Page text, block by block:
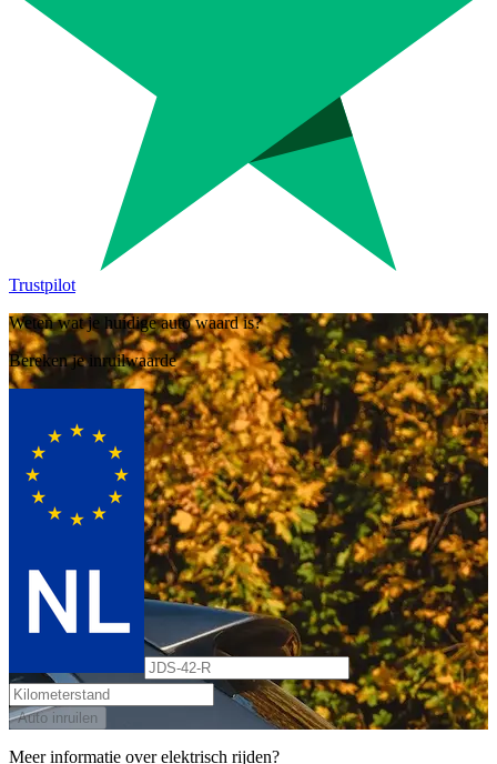
Trustpilot
Weten wat je huidige auto waard is?
Bereken je inruilwaarde
Auto inruilen
Meer informatie over elektrisch rijden?